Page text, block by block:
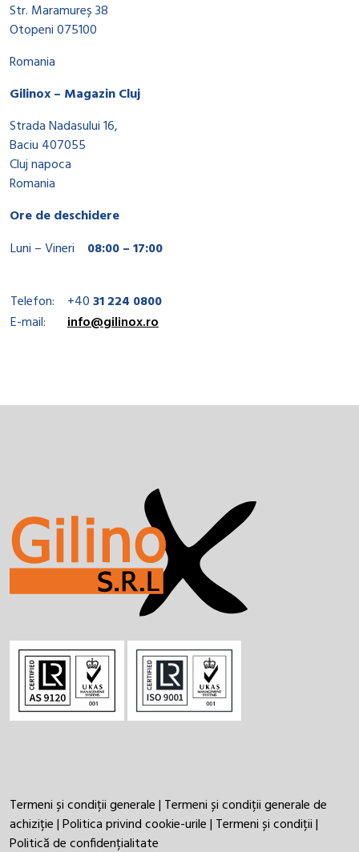
Str. Maramureș 38
Otopeni 075100
Romania
Gilinox – Magazin Cluj
Strada Nadasului 16,
Baciu 407055
Cluj napoca
Romania
Ore de deschidere
Luni – Vineri
08:00 – 17:00
Telefon: +4031 224 0800
E-mail:
info@gilinox.ro
Termeni și condiții generale| Termeni și condiții generale de
achiziție|Politica privind cookie-urile| Termeni și condiții|
Politică de confidențialitate